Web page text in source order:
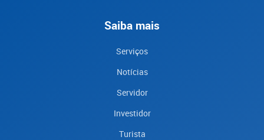
Saiba mais
Serviços
Notícias
Servidor
Investidor
Turista